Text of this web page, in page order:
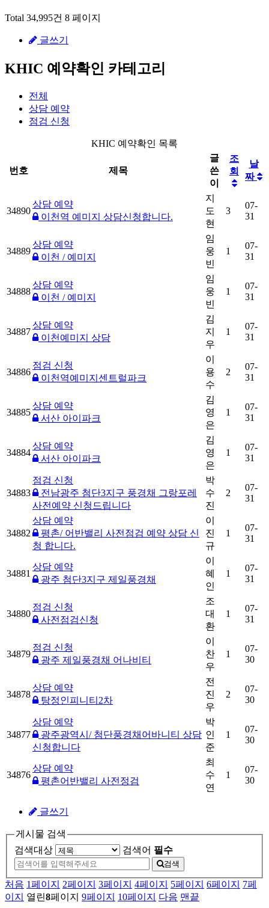
Total 34,995건 8 페이지
글쓰기
KHIC 예약확인 카테고리
전체
상담 예약
점검 신청
KHIC 예약확인 목록
번호 제목
글
쓴
이
조
회
날
짜
34890
상담 예약
이천역 예미지 상담신청합니다.
지
도
현
3
07-
31
34889
상담 예약
이천 / 예미지
임
웅
빈
1
07-
31
34888
상담 예약
이천 / 예미지
임
웅
빈
1
07-
31
34887
상담 예약
이천예미지 상담
김
지
우
1
07-
31
34886
점검 신청
이천역예미지센트럴파크
이
용
수
2
07-
31
34885
상담 예약
서산 아이파크
김
영
은
1
07-
31
34884
상담 예약
서산 아이파크
김
영
은
1
07-
31
34883
점검 신청
전남광주 첨단3지구 풍경채 그랑포레
사전예약 신청드립니다
박
수
진
2
07-
31
34882
상담 예약
평촌/ 어반밸리 사전점검 예약 상담 신
청 합니다.
이
진
규
1
07-
31
34881
상담 예약
광주 첨단3지구 제일풍경채
이
혜
인
1
07-
31
34880
점검 신청
사전점검신청
조
대
환
1
07-
31
34879
점검 신청
광주 제일풍경채 어나비티
이
찬
우
1
07-
30
34878
상담 예약
탕정인피니티2차
전
진
우
2
07-
30
34877
상담 예약
광주광역시/ 첨단풍경채어바니티 상담
신청합니다
박
인
준
1
07-
30
34876
상담 예약
평촌어반밸리 사전정검
최
수
연
1
07-
30
글쓰기
게시물 검색
검색대상
검색어 필수
검색
처음 1페이지 2페이지 3페이지 4페이지 5페이지 6페이지 7페
이지
열린8페이지 9페이지 10페이지 다음 맨끝